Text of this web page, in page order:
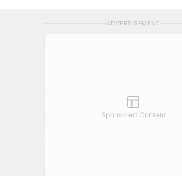
ADVERTISEMENT
Sponsored Content